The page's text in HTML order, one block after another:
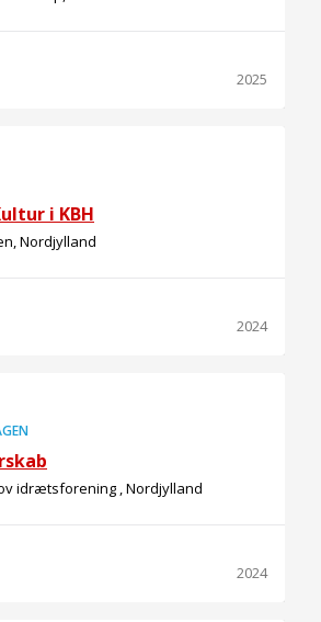
2025
i KBH
Nordjylland
2024
idrætsforening , Nordjylland
2024